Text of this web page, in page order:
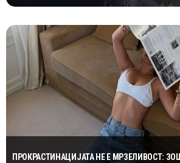
ВАЖНИ СОЗНАНИЈА
ПРОКРАСТИНАЦИЈАТА НЕ Е МРЗЕЛИВОСТ: